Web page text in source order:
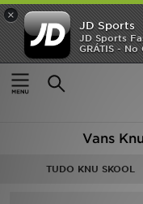
×
JD Sports
JD Sports
GRÁTIS -
Página principal
Homem
{productCount} produto
Vans
TUDO KNU SKOOL
INÍCIO
Promoções
MULHER